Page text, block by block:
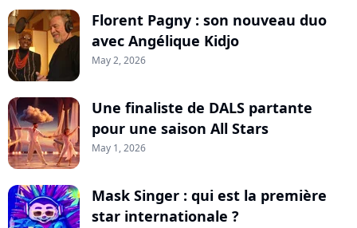
Florent Pagny : son nouveau duo
avec Angélique Kidjo
May 2, 2026
Une finaliste de DALS partante
pour une saison All Stars
May 1, 2026
Mask Singer : qui est la première
star internationale ?